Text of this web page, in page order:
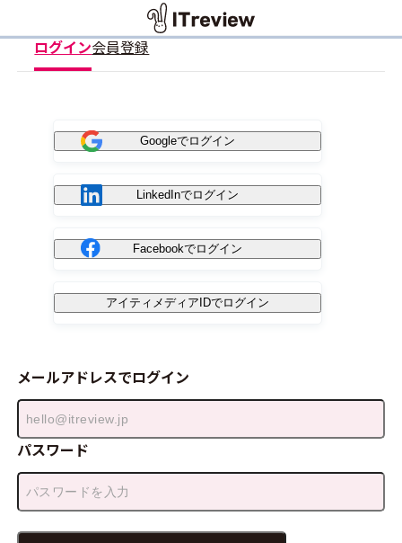
ログイン会員登録
Googleでログイン
LinkedInでログイン
Facebookでログイン
アイティメディアIDでログイン
メールアドレスでログイン
パスワード